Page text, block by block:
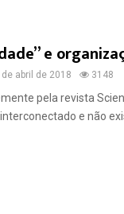
e
de abril de 2018 3148
pela revista
e não